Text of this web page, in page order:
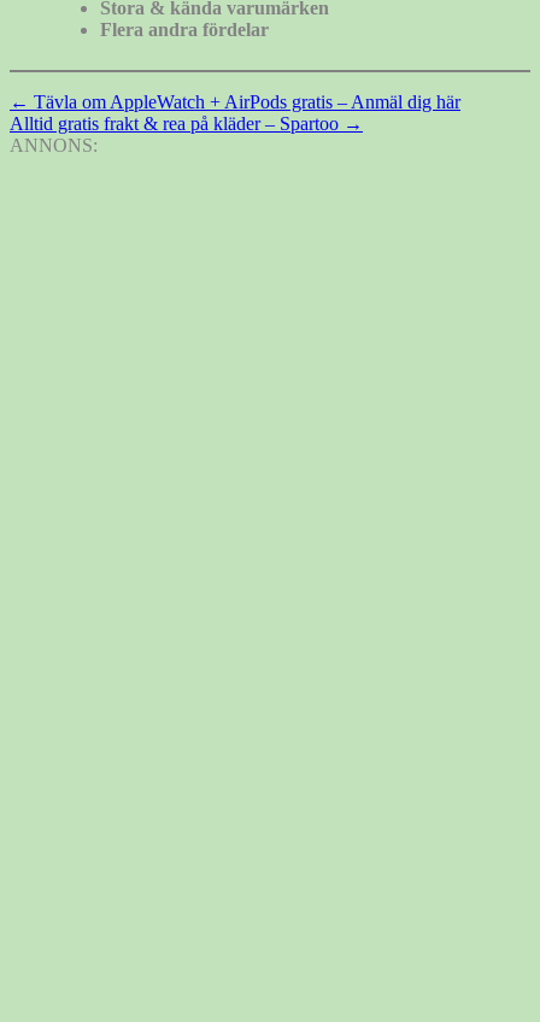
Stora & kända varumärken
Flera andra fördelar
Inläggsnavigering
← Tävla om AppleWatch + AirPods gratis – Anmäl dig här
Alltid gratis frakt & rea på kläder – Spartoo →
ANNONS: